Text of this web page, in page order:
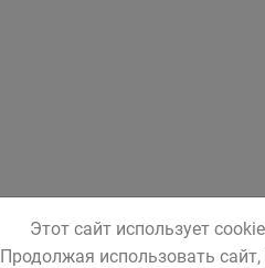
Этот сайт использует
Продолжая использовать